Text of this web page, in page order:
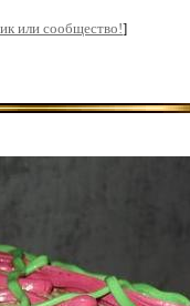
или сообщество!]